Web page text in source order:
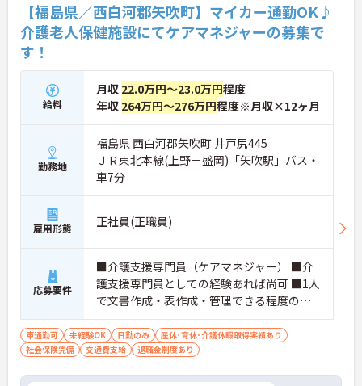
【福島県／西白河郡矢吹町】マイカー通勤OK♪
介護老人保健施設にてケアマネジャーの募集で
す！
給料
月収 22.0万円～23.0万円程度
年収 264万円～276万円程度※月収×12ヶ月
勤務地
福島県 西白河郡矢吹町 井戸尻445
ＪＲ東北本線(上野－盛岡)「矢吹駅」バス・
車7分
雇用形態 正社員(正職員)
応募要件
■介護支援専門員（ケアマネジャー） ■介
護支援専門員としての経験あれば尚可 ■1人
で文書作成・表作成・管理できる程度のパ
ソコンレベル
車通勤可 未経験OK 日勤のみ
産休･育休･介護休暇取得実績あり
社会保険完備
交通費支給 退職金制度あり